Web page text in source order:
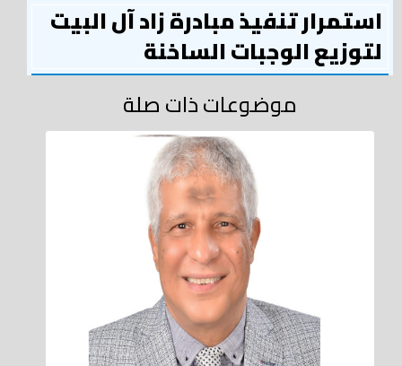
استمرار تنفيذ مبادرة زاد آل البيت
لتوزيع الوجبات الساخنة
موضوعات ذات صلة